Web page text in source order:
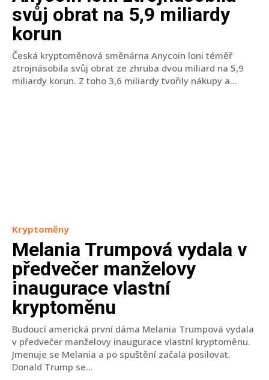
svůj obrat na 5,9 miliardy
korun
Česká kryptoměnová směnárna Anycoin loni téměř
ztrojnásobila svůj obrat ze zhruba dvou miliard na 5,9
miliardy korun. Z toho 3,6 miliardy tvořily nákupy a...
Kryptoměny
Melania Trumpová vydala v
předvečer manželovy
inaugurace vlastní
kryptoměnu
Budoucí americká první dáma Melania Trumpová vydala
v předvečer manželovy inaugurace vlastní kryptoměnu.
Jmenuje se Melania a po spuštění začala posilovat.
Donald Trump se...